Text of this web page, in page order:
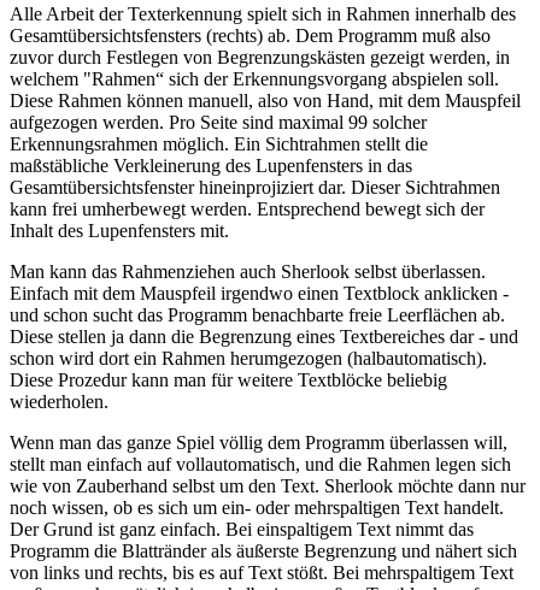
Alle Arbeit der Texterkennung spielt sich in Rahmen innerhalb des
Gesamtübersichtsfensters (rechts) ab. Dem Programm muß also
zuvor durch Festlegen von Begrenzungskästen gezeigt werden, in
welchem "Rahmen“ sich der Erkennungsvorgang abspielen soll.
Diese Rahmen können manuell, also von Hand, mit dem Mauspfeil
aufgezogen werden. Pro Seite sind maximal 99 solcher
Erkennungsrahmen möglich. Ein Sichtrahmen stellt die
maßstäbliche Verkleinerung des Lupenfensters in das
Gesamtübersichtsfenster hineinprojiziert dar. Dieser Sichtrahmen
kann frei umherbewegt werden. Entsprechend bewegt sich der
Inhalt des Lupenfensters mit.
Man kann das Rahmenziehen auch Sherlook selbst überlassen.
Einfach mit dem Mauspfeil irgendwo einen Textblock anklicken -
und schon sucht das Programm benachbarte freie Leerflächen ab.
Diese stellen ja dann die Begrenzung eines Textbereiches dar - und
schon wird dort ein Rahmen herumgezogen (halbautomatisch).
Diese Prozedur kann man für weitere Textblöcke beliebig
wiederholen.
Wenn man das ganze Spiel völlig dem Programm überlassen will,
stellt man einfach auf vollautomatisch, und die Rahmen legen sich
wie von Zauberhand selbst um den Text. Sherlook möchte dann nur
noch wissen, ob es sich um ein- oder mehrspaltigen Text handelt.
Der Grund ist ganz einfach. Bei einspaltigem Text nimmt das
Programm die Blattränder als äußerste Begrenzung und nähert sich
von links und rechts, bis es auf Text stößt. Bei mehrspaltigem Text